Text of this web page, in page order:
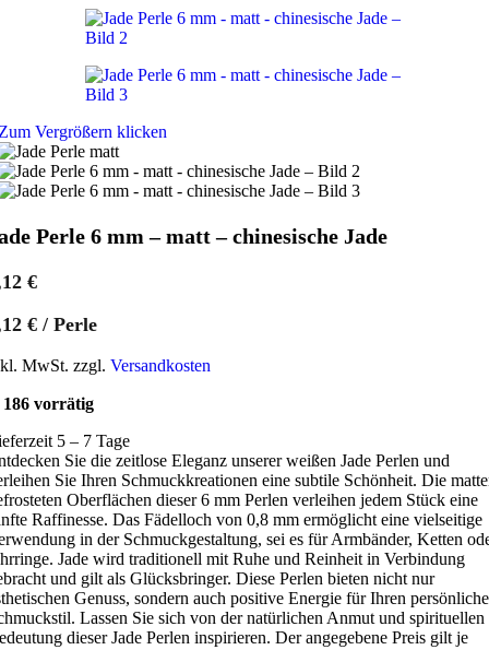
Vergrößern klicken
Perle 6 mm – matt – chinesische Jade
€
€ / Perle
MwSt. zzgl. Versandkosten
186 vorrätig
5 – 7 Tage
Sie die zeitlose Eleganz unserer weißen Jade Perlen und
Sie Ihren Schmuckkreationen eine subtile Schönheit. Die
Oberflächen dieser 6 mm Perlen verleihen jedem Stück eine
Raffinesse. Das Fädelloch von 0,8 mm ermöglicht eine vielseitige
in der Schmuckgestaltung, sei es für Armbänder, Ketten
Jade wird traditionell mit Ruhe und Reinheit in Verbindung
und gilt als Glücksbringer. Diese Perlen bieten nicht nur
Genuss, sondern auch positive Energie für Ihren
Lassen Sie sich von der natürlichen Anmut und spirituellen
dieser Jade Perlen inspirieren. Der angegebene Preis gilt je